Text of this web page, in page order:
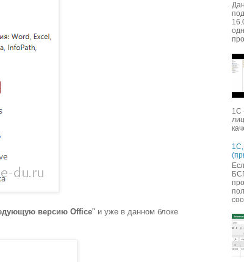
версию Office" и уже в данном блоке
1С